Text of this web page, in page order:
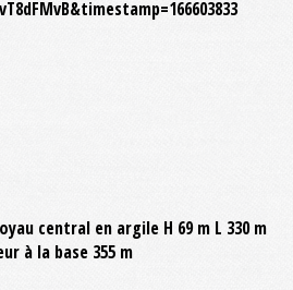
central en argile H 69 m L 330 m
à la base 355 m